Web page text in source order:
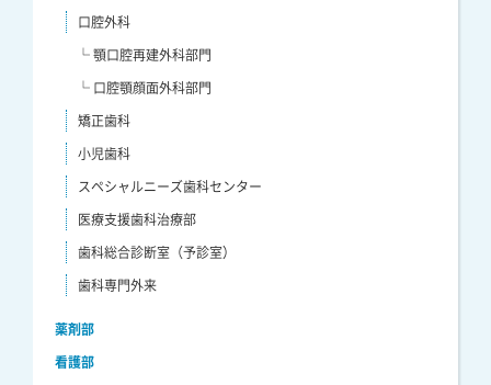
口腔外科
└ 顎口腔再建外科部門
└ 口腔顎顔面外科部門
矯正歯科
小児歯科
スペシャルニーズ歯科センター
医療支援歯科治療部
歯科総合診断室（予診室）
歯科専門外来
薬剤部
看護部